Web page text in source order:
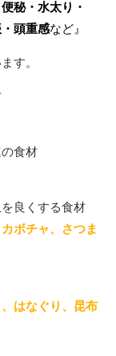
秘・水太り・
頭重感など』
す。
食材
良くする食材
ボチャ、さつま
はなぐり、昆布